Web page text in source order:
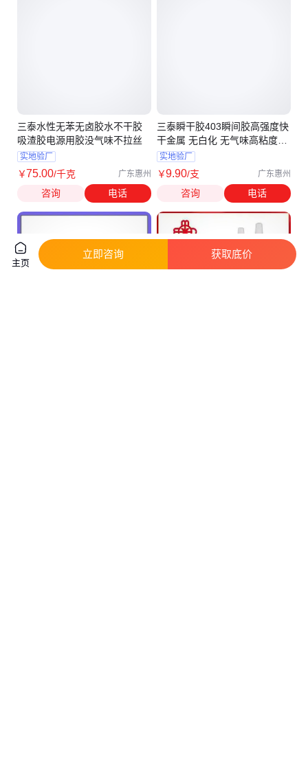
三泰水性无苯无卤胶水不干胶
吸渣胶电源用胶没气味不拉丝
实地验厂
￥75.00/千克 广东惠州
咨询 电话
三泰瞬干胶403瞬间胶高强度快
干金属 无白化 无气味高粘度胶
水实地验厂
￥9.90/支 广东惠州
咨询 电话
主页
立即咨询 获取底价